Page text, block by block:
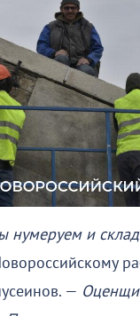
нумеруем и
—